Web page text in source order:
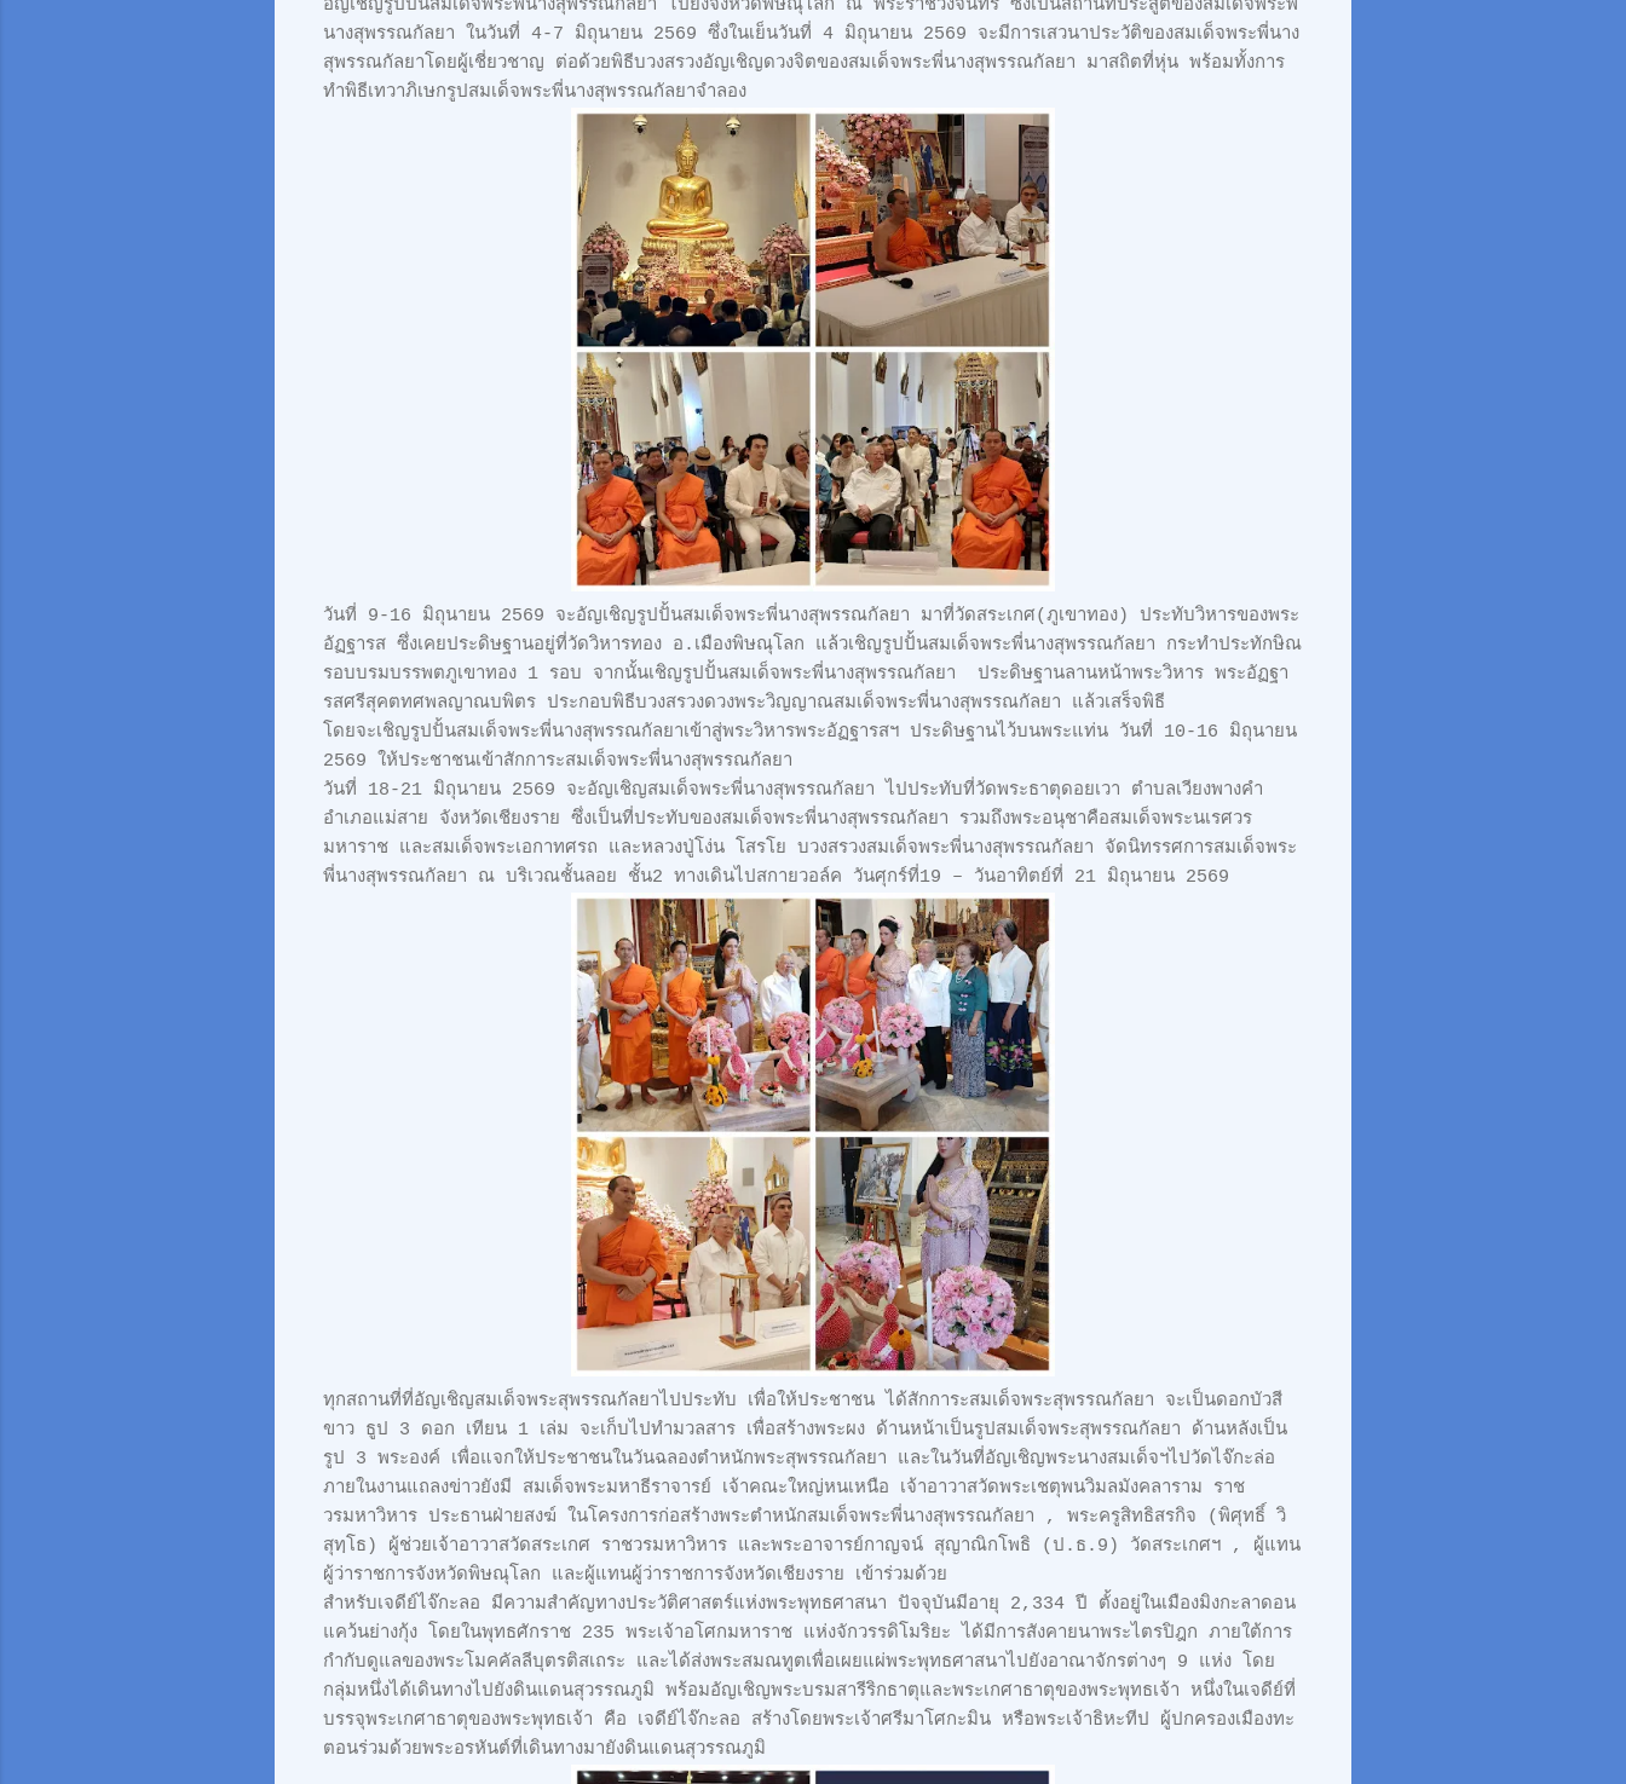
อัญเชิญรูปปั้นสมเด็จพระพี่นางสุพรรณกัลยา ไปยังจังหวัดพิษณุโลก ณ พระราชวังจันทร์ ซึ่งเป็นสถานที่ประสูติของสมเด็จพระพี่
นางสุพรรณกัลยา ในวันที่ 4-7 มิถุนายน 2569 ซึ่งในเย็นวันที่ 4 มิถุนายน 2569 จะมีการเสวนาประวัติของสมเด็จพระพี่นาง
สุพรรณกัลยาโดยผู้เชี่ยวชาญ ต่อด้วยพิธีบวงสรวงอัญเชิญดวงจิตของสมเด็จพระพี่นางสุพรรณกัลยา มาสถิตที่หุ่น พร้อมทั้งการ
ทำพิธีเทวาภิเษกรูปสมเด็จพระพี่นางสุพรรณกัลยาจำลอง
วันที่ 9-16 มิถุนายน 2569 จะอัญเชิญรูปปั้นสมเด็จพระพี่นางสุพรรณกัลยา มาที่วัดสระเกศ(ภูเขาทอง) ประทับวิหารของพระ
อัฏฐารส ซึ่งเคยประดิษฐานอยู่ที่วัดวิหารทอง อ.เมืองพิษณุโลก แล้วเชิญรูปปั้นสมเด็จพระพี่นางสุพรรณกัลยา กระทำประทักษิณ
รอบบรมบรรพตภูเขาทอง 1 รอบ จากนั้นเชิญรูปปั้นสมเด็จพระพี่นางสุพรรณกัลยา ประดิษฐานลานหน้าพระวิหาร พระอัฏฐา
รสศรีสุคตทศพลญาณบพิตร ประกอบพิธีบวงสรวงดวงพระวิญญาณสมเด็จพระพี่นางสุพรรณกัลยา แล้วเสร็จพิธี
โดยจะเชิญรูปปั้นสมเด็จพระพี่นางสุพรรณกัลยาเข้าสู่พระวิหารพระอัฏฐารสฯ ประดิษฐานไว้บนพระแท่น วันที่ 10-16 มิถุนายน
2569 ให้ประชาชนเข้าสักการะสมเด็จพระพี่นางสุพรรณกัลยา
วันที่ 18-21 มิถุนายน 2569 จะอัญเชิญสมเด็จพระพี่นางสุพรรณกัลยา ไปประทับที่วัดพระธาตุดอยเวา ตำบลเวียงพางคำ
อำเภอแม่สาย จังหวัดเชียงราย ซึ่งเป็นที่ประทับของสมเด็จพระพี่นางสุพรรณกัลยา รวมถึงพระอนุชาคือสมเด็จพระนเรศวร
มหาราช และสมเด็จพระเอกาทศรถ และหลวงปู่โง่น โสรโย บวงสรวงสมเด็จพระพี่นางสุพรรณกัลยา จัดนิทรรศการสมเด็จพระ
พี่นางสุพรรณกัลยา ณ บริเวณชั้นลอย ชั้น2 ทางเดินไปสกายวอล์ค วันศุกร์ที่19 – วันอาทิตย์ที่ 21 มิถุนายน 2569
ทุกสถานที่ที่อัญเชิญสมเด็จพระสุพรรณกัลยาไปประทับ เพื่อให้ประชาชน ได้สักการะสมเด็จพระสุพรรณกัลยา จะเป็นดอกบัวสี
ขาว ธูป 3 ดอก เทียน 1 เล่ม จะเก็บไปทำมวลสาร เพื่อสร้างพระผง ด้านหน้าเป็นรูปสมเด็จพระสุพรรณกัลยา ด้านหลังเป็น
รูป 3 พระองค์ เพื่อแจกให้ประชาชนในวันฉลองตำหนักพระสุพรรณกัลยา และในวันที่อัญเชิญพระนางสมเด็จฯไปวัดไจ๊กะล่อ
ภายในงานแถลงข่าวยังมี สมเด็จพระมหาธีราจารย์ เจ้าคณะใหญ่หนเหนือ เจ้าอาวาสวัดพระเชตุพนวิมลมังคลาราม ราช
วรมหาวิหาร ประธานฝ่ายสงฆ์ ในโครงการก่อสร้างพระตำหนักสมเด็จพระพี่นางสุพรรณกัลยา , พระครูสิทธิสรกิจ (พิศุทธิ์ วิ
สุทฺโธ) ผู้ช่วยเจ้าอาวาสวัดสระเกศ ราชวรมหาวิหาร และพระอาจารย์กาญจน์ สุญาณิกโพธิ (ป.ธ.9) วัดสระเกศฯ , ผู้แทน
ผู้ว่าราชการจังหวัดพิษณุโลก และผู้แทนผู้ว่าราชการจังหวัดเชียงราย เข้าร่วมด้วย
สำหรับเจดีย์ไจ๊กะลอ มีความสำคัญทางประวัติศาสตร์แห่งพระพุทธศาสนา ปัจจุบันมีอายุ 2,334 ปี ตั้งอยู่ในเมืองมิงกะลาดอน
แคว้นย่างกุ้ง โดยในพุทธศักราช 235 พระเจ้าอโศกมหาราช แห่งจักวรรดิโมริยะ ได้มีการสังคายนาพระไตรปิฎก ภายใต้การ
กำกับดูแลของพระโมคคัลลีบุตรติสเถระ และได้ส่งพระสมณทูตเพื่อเผยแผ่พระพุทธศาสนาไปยังอาณาจักรต่างๆ 9 แห่ง โดย
กลุ่มหนึ่งได้เดินทางไปยังดินแดนสุวรรณภูมิ พร้อมอัญเชิญพระบรมสารีริกธาตุและพระเกศาธาตุของพระพุทธเจ้า หนึ่งในเจดีย์ที่
บรรจุพระเกศาธาตุของพระพุทธเจ้า คือ เจดีย์ไจ๊กะลอ สร้างโดยพระเจ้าศรีมาโศกะมิน หรือพระเจ้าธิหะทีป ผู้ปกครองเมืองทะ
ตอนร่วมด้วยพระอรหันต์ที่เดินทางมายังดินแดนสุวรรณภูมิ